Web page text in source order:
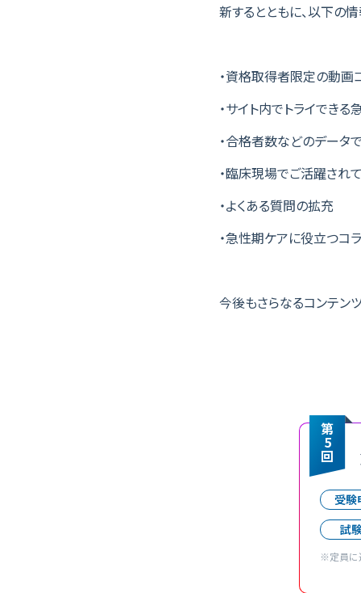
新するとともに、以下の
・資格取得者限定の動
・サイト内でトライでき
・合格者数などのデー
・臨床現場でご活躍さ
・よくある質問の拡充
・急性期ケアに役立つコ
今後もさらなるコンテン
第
5
回
受験
試
※定員に